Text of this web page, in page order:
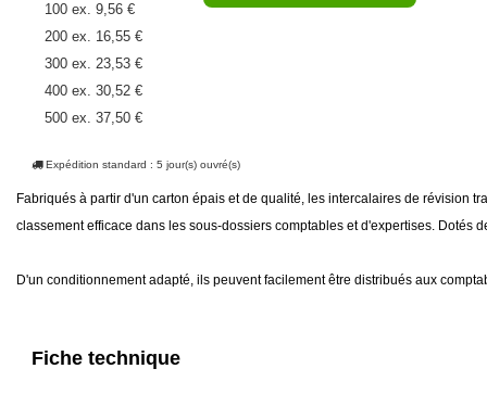
100 ex. 9,56 €
200 ex. 16,55 €
300 ex. 23,53 €
400 ex. 30,52 €
500 ex. 37,50 €
700 ex.51,48 €
800 ex.58,46 €
900 ex.65,45 €
1 200 ex.82,47 €
3 000 ex.160,08 €
Expédition standard : 5 jour(s) ouvré(s)
Fabriqués à partir d'un carton épais et de qualité, les intercalaires de révision
classement efficace dans les sous-dossiers comptables et d'expertises. Dotés
D'un conditionnement adapté, ils peuvent facilement être distribués aux
Fiche technique